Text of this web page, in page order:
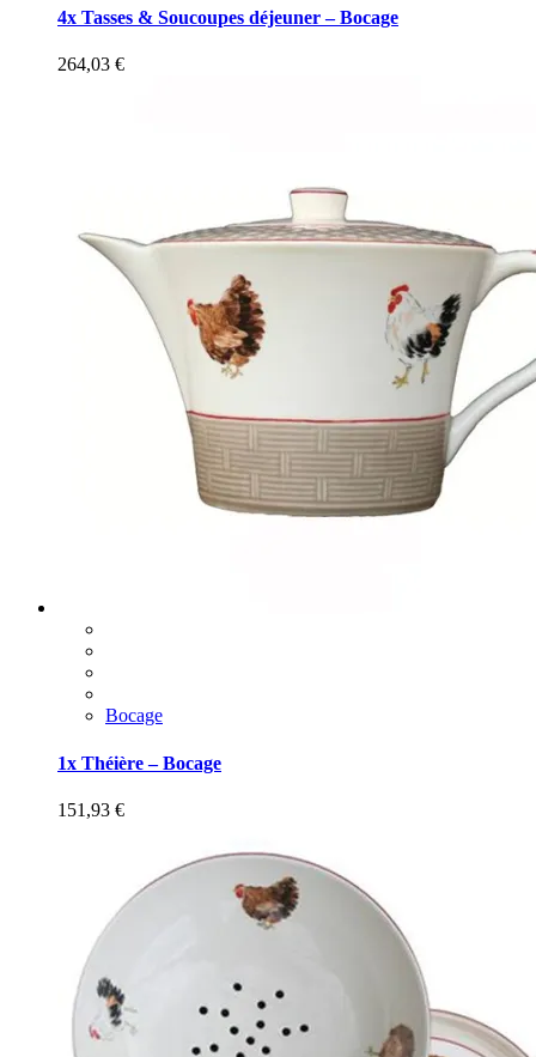
4x Tasses & Soucoupes déjeuner – Bocage
264,03 €
Bocage
1x Théière – Bocage
151,93 €